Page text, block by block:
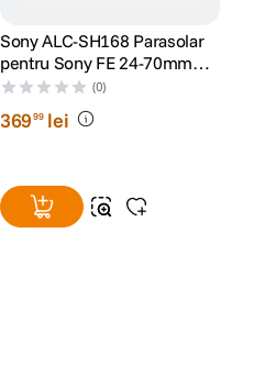
Sony ALC-SH168 Parasolar
pentru Sony FE 24-70mm
F2.8 GM II
(0)
36999 lei